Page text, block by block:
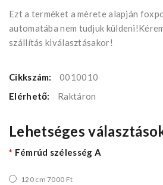
Ezt a terméket a mérete alapján
automatába nem tudjuk
szállítás kiválasztásakor!
Cikkszám:
0010010
Elérhető:
Raktáron
Lehetséges
Fémrúd szélesség A
120 cm 7000 Ft